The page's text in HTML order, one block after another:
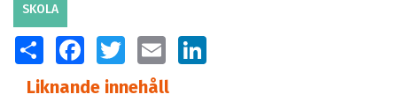
SKOLA
SHARE FACEBOOKTWITTER EMAIL
Liknande innehåll